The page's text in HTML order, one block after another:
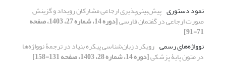
نمود دستوری پیش‌بینی‌پذیری ارجاعی مشارکان رویداد و گزینش
صورت ارجاعی در گفتمان فارسی [دوره 14، شماره 27، 1403، صفحه
71-91]
نوواژه‌های رسمی رویکرد زبان‌شناسی پیکره‌ بنیاد در ترجمۀ نوواژه‌ها
در متون پایۀ پزشکی[دوره 14، شماره 28، 1403، صفحه 131-158]